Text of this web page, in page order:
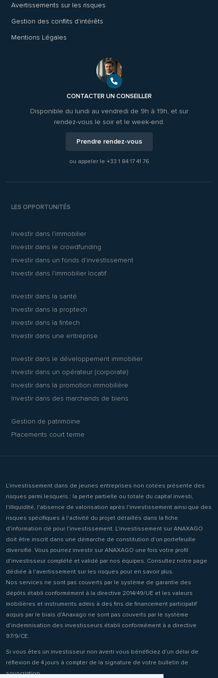
Avertissements sur les risques
Gestion des conflits d'intérêts
Mentions Légales
CONTACTER UN CONSEILLER
Disponible du lundi au vendredi de 9h à 19h, et sur
rendez-vous le soir et le week-end.
Prendre rendez-vous
ou appeler le +33 1 84 17 41 76
LES OPPORTUNITÉS
Investir dans l’immobilier
Investir dans le crowdfunding
Investir dans un fonds d’investissement
Investir dans l’immobilier locatif
Investir dans la santé
Investir dans la proptech
Investir dans la fintech
Investir dans une entreprise
Investir dans le développement immobilier
Investir dans un opérateur (corporate)
Investir dans la promotion immobilière
Investir dans des marchands de biens
Gestion de patrimoine
Placements court terme
L'investissement dans de jeunes entreprises non cotées présente des
risques parmi lesquels : la perte partielle ou totale du capital investi,
l'illiquidité, l'absence de valorisation après l'investissement ainsi que des
risques spécifiques à l'activité du projet détaillés dans la fiche
d'information clé pour l'investissement. L'investissement sur ANAXAGO
doit être inscrit dans une démarche de constitution d'un portefeuille
diversifié. Vous pourrez investir sur ANAXAGO une fois votre profil
d'investisseur complété et validé par nos équipes. Consultez notre page
dédiée à l'avertissement sur les risques pour en savoir plus.
Nos services ne sont pas couverts par le système de garantie des
dépôts établi conformément à la directive 2014/49/UE et les valeurs
mobilières et instruments admis à des fins de financement participatif
acquis par le biais d’Anaxago ne sont pas couverts par le système
d’indemnisation des investisseurs établi conformément à a directive
97/9/CE.
Si vous êtes un investisseur non averti vous bénéficiez d’un délai de
réflexion de 4 jours à compter de la signature de votre bulletin de
souscription.